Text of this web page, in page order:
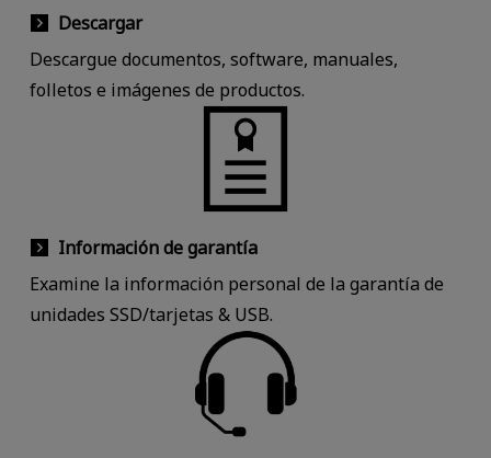
Descargar
Descargue documentos, software, manuales,
folletos e imágenes de productos.
Información de garantía
Examine la información personal de la garantía de
unidades SSD/tarjetas & USB.